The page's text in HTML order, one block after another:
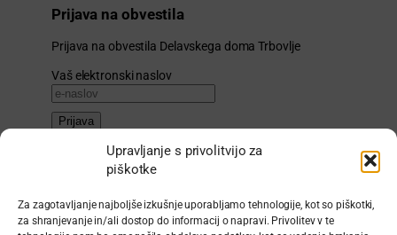
Upravljanje s privolitvijo za
piškotke
Za zagotavljanje najboljše izkušnje uporabljamo tehnologije, kot so piškotki,
za shranjevanje in/ali dostop do informacij o napravi. Privolitev v te
Prijava na obvestila
Prijava na obvestila Delavskega doma Trbovlje
Vaš elektronski naslov
Prijava
Uprava
Trg svobode 11a
1420 Trbovlje